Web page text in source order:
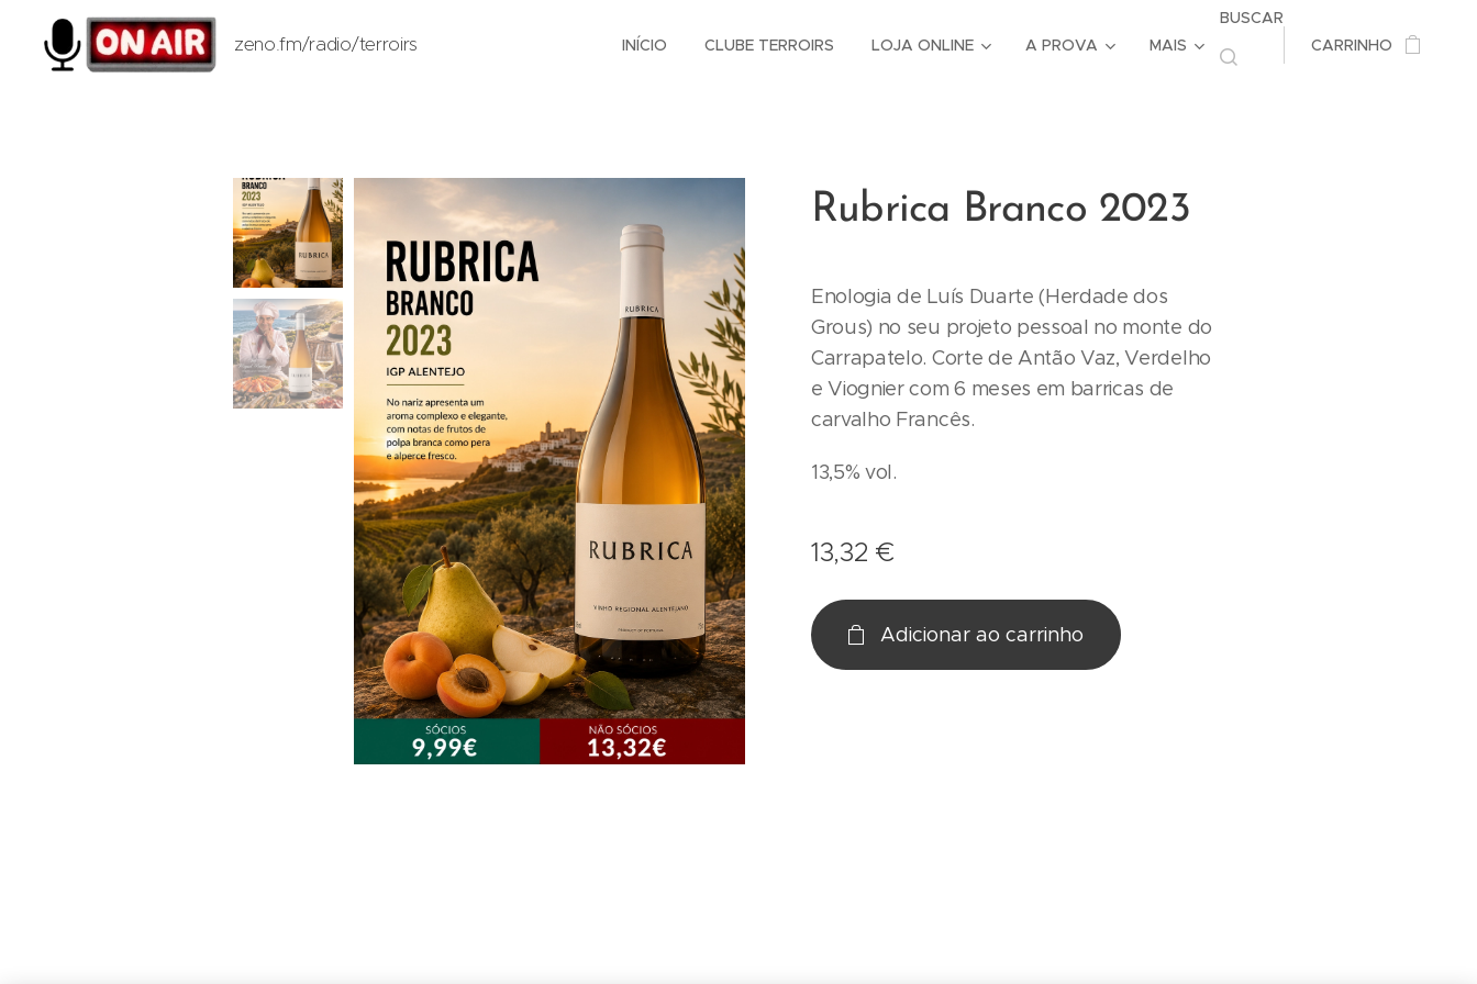
zeno.fm/radio/terroirs INÍCIO CLUBE TERROIRS LOJA ONLINE A PROVA MAIS
BUSCAR
CARRINHO
Rubrica Branco 2023
Enologia de Luís Duarte (Herdade dos
Grous) no seu projeto pessoal no monte do
Carrapatelo. Corte de Antão Vaz, Verdelho
e Viognier com 6 meses em barricas de
carvalho Francês.
13,5% vol.
13,32 €
Adicionar ao carrinho